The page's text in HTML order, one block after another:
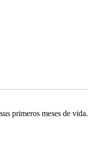
primeros meses de vida.